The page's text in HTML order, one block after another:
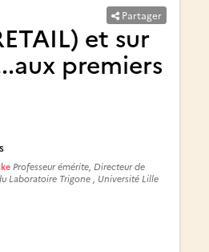
Partager
et sur
premiers
Professeur émérite, Directeur de
Laboratoire Trigone , Université Lille